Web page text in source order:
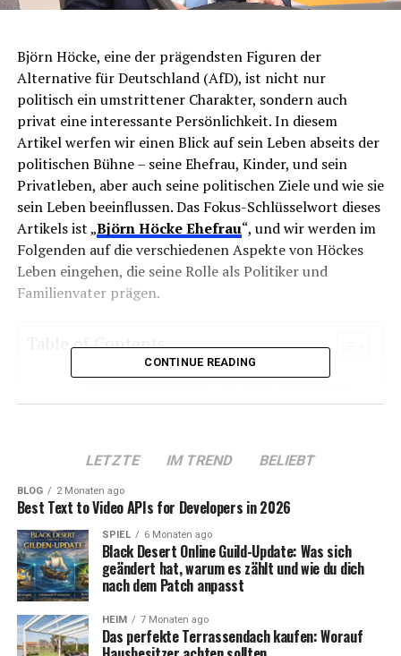
Björn Höcke, eine der prägendsten Figuren der
Alternative für Deutschland (AfD), ist nicht nur
politisch ein umstrittener Charakter, sondern auch
privat eine interessante Persönlichkeit. In diesem
Artikel werfen wir einen Blick auf sein Leben abseits der
politischen Bühne – seine Ehefrau, Kinder, und sein
Privatleben, aber auch seine politischen Ziele und wie sie
sein Leben beeinflussen. Das Fokus-Schlüsselwort dieses
Artikels ist „Björn Höcke Ehefrau“, und wir werden im
Folgenden auf die verschiedenen Aspekte von Höckes
Leben eingehen, die seine Rolle als Politiker und
Familienvater prägen.
Table of Contents
Höckes Familie: Kinder und das private Leben
Björn Höcke in der Politik: Der Einfluss seiner
Familie
Björn Höcke und die Medien: Wie die
Öffentlichkeit seine Familie wahrnimmt
Die politische Philosophie von Björn Höcke:
Einfluss seiner Ehefrau?
Fazit: Björn Höcke – Politiker und
CONTINUE READING
LETZTE IM TREND BELIEBT
BLOG 2 Monaten ago
Best Text to Video APIs for Developers in 2026
SPIEL 6 Monaten ago
Black Desert Online Guild-Update: Was sich
geändert hat, warum es zählt und wie du dich
nach dem Patch anpasst
HEIM 7 Monaten ago
Das perfekte Terrassendach kaufen: Worauf